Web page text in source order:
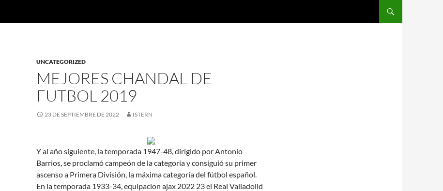
UNCATEGORIZED
MEJORES CHANDAL DE
FUTBOL 2019
23 DE SEPTIEMBRE DE 2022 ISTERN
Y al año siguiente, la temporada 1947-48, dirigido por Antonio
Barrios, se proclamó campeón de la categoría y consiguió su primer
ascenso a Primera División, la máxima categoría del fútbol español.
En la temporada 1933-34, equipacion ajax 2022 23 el Real Valladolid